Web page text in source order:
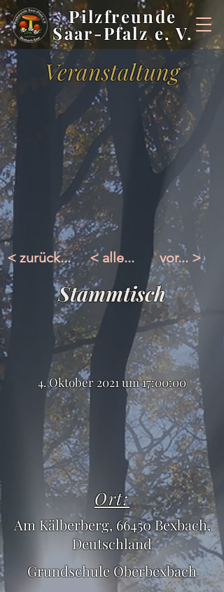
Pilzfreunde
Saar-Pfalz e. V.
Veranstaltung
< zurück... < alle... vor... >
Stammtisch
4. Oktober 2021 um 17:00:00
Ort:
Am Kälberberg, 66450 Bexbach,
Deutschland
Grundschule Oberbexbach